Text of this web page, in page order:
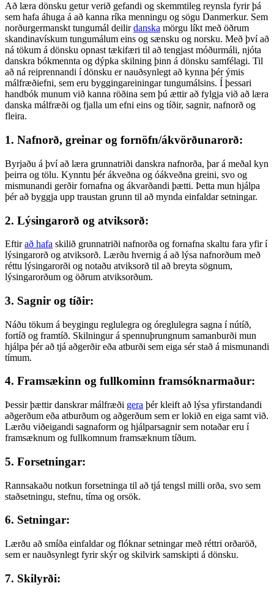
Að læra dönsku getur verið gefandi og skemmtileg reynsla fyrir þá
sem hafa áhuga á að kanna ríka menningu og sögu Danmerkur. Sem
norðurgermanskt tungumál deilirdanska mörgu líkt með öðrum
skandinavískum tungumálum eins og sænsku og norsku. Með því að
ná tökum á dönsku opnast tækifæri til að tengjast móðurmáli, njóta
danskra bókmennta og dýpka skilning þinn á dönsku samfélagi. Til
að ná reiprennandi í dönsku er nauðsynlegt að kynna þér ýmis
málfræðiefni, sem eru byggingareiningar tungumálsins. Í þessari
handbók munum við kanna röðina sem þú ættir að fylgja við að læra
danska málfræði og fjalla um efni eins og tíðir, sagnir, nafnorð og
fleira.
1. Nafnorð, greinar og fornöfn/ákvörðunarorð:
Byrjaðu á því að læra grunnatriði danskra nafnorða, þar á meðal kyn
þeirra og tölu. Kynntu þér ákveðna og óákveðna greini, svo og
mismunandi gerðir fornafna og ákvarðandi þætti. Þetta mun hjálpa
þér að byggja upp traustan grunn til að mynda einfaldar setningar.
2. Lýsingarorð og atviksorð:
Eftirað hafa skilið grunnatriði nafnorða og fornafna skaltu fara yfir í
lýsingarorð og atviksorð. Lærðu hvernig á að lýsa nafnorðum með
réttu lýsingarorði og notaðu atviksorð til að breyta sögnum,
lýsingarorðum og öðrum atviksorðum.
3. Sagnir og tíðir:
Náðu tökum á beygingu reglulegra og óreglulegra sagna í nútíð,
fortíð og framtíð. Skilningur á spennuþrungnum samanburði mun
hjálpa þér að tjá aðgerðir eða atburði sem eiga sér stað á mismunandi
tímum.
4. Framsækinn og fullkominn framsóknarmaður:
Þessir þættir danskrar málfræði gera þér kleift að lýsa yfirstandandi
aðgerðum eða atburðum og aðgerðum sem er lokið en eiga samt við.
Lærðu viðeigandi sagnaform og hjálparsagnir sem notaðar eru í
framsæknum og fullkomnum framsæknum tíðum.
5. Forsetningar:
Rannsakaðu notkun forsetninga til að tjá tengsl milli orða, svo sem
staðsetningu, stefnu, tíma og orsök.
6. Setningar:
Lærðu að smíða einfaldar og flóknar setningar með réttri orðaröð,
sem er nauðsynlegt fyrir skýr og skilvirk samskipti á dönsku.
7. Skilyrði: